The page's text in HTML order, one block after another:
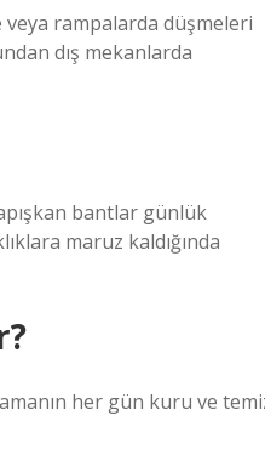
rampalarda düşmeleri
dış mekanlarda
bantlar günlük
maruz kaldığında
her gün kuru ve